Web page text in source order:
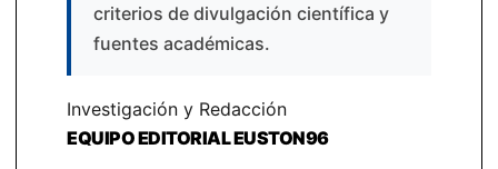
criterios de divulgación científica y
fuentes académicas.
Investigación y Redacción
EQUIPO EDITORIAL EUSTON96